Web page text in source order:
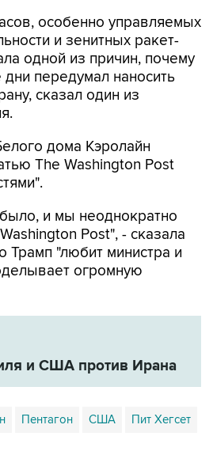
особенно управляемых
и зенитных ракет-
одной из причин, почему
передумал наносить
сказал один из
дома Кэролайн
The Washington Post
и мы неоднократно
Post", - сказала
Трамп "любит министра и
огромную
и США против Ирана
Пентагон США Пит Хегсет